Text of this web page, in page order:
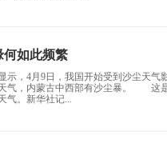
何如此频繁
示，4月9日，我国开始受到沙尘天
气，内蒙古中西部有沙尘暴。 这
气。新华社记...